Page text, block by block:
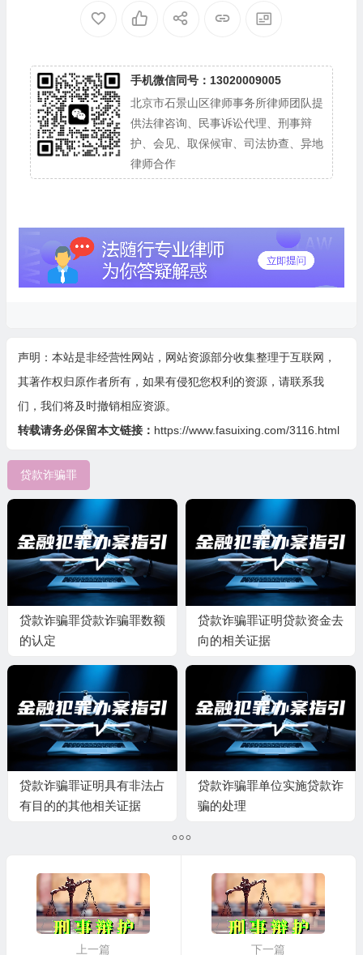
手机微信同号：13020009005
北京市石景山区律师事务所律师团队提
供法律咨询、民事诉讼代理、刑事辩
护、会见、取保候审、司法协查、异地
律师合作
声明：本站是非经营性网站，网站资源部分收集整理于互联网，
其著作权归原作者所有，如果有侵犯您权利的资源，请联系我
们，我们将及时撤销相应资源。
转载请务必保留本文链接： https://www.fasuixing.com/3116.html
贷款诈骗罪
贷款诈骗罪贷款诈骗罪数额
的认定
贷款诈骗罪证明贷款资金去
向的相关证据
贷款诈骗罪证明具有非法占
有目的的其他相关证据
贷款诈骗罪单位实施贷款诈
骗的处理
上一篇
下一篇